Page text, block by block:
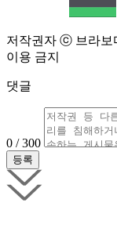
저작권자 ⓒ 브라보
이용 금지
댓글
0 / 300